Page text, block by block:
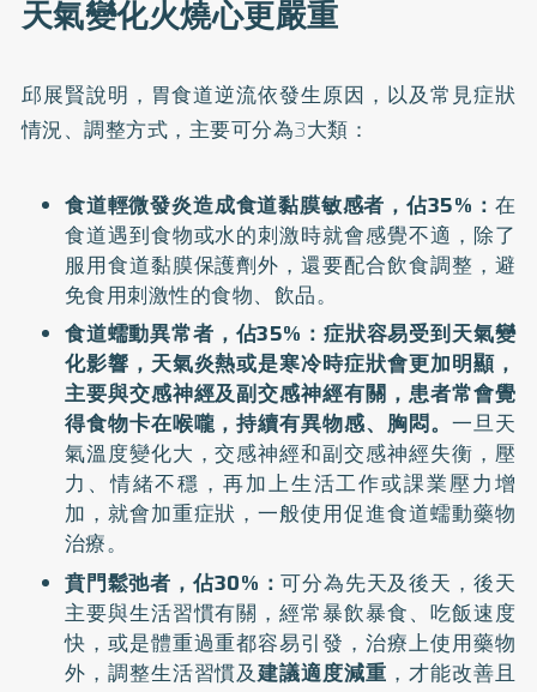
天氣變化火燒心更嚴重
邱展賢說明，胃食道逆流依發生原因，以及常見症狀
情況、調整方式，主要可分為3大類：
食道輕微發炎造成食道黏膜敏感者，佔35%： 在
食道遇到食物或水的刺激時就會感覺不適，除了
服用食道黏膜保護劑外，還要配合飲食調整，避
免食用刺激性的食物、飲品。
食道蠕動異常者，佔35%：症狀容易受到天氣變
化影響，天氣炎熱或是寒冷時症狀會更加明顯，
主要與交感神經及副交感神經有關，患者常會覺
得食物卡在喉嚨，持續有異物感、胸悶。 一旦天
氣溫度變化大，交感神經和副交感神經失衡，壓
力、情緒不穩，再加上生活工作或課業壓力增
加，就會加重症狀，一般使用促進食道蠕動藥物
治療。
賁門鬆弛者，佔30%：可分為先天及後天，後天
主要與生活習慣有關，經常暴飲暴食、吃飯速度
快，或是體重過重都容易引發，治療上使用藥物
外，調整生活習慣及建議適度減重 ，才能改善且